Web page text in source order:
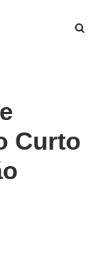
Curto